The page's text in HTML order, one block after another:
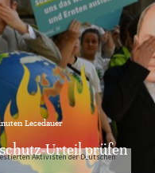
Aktivisten der Deutschen
Lesedauer
Urteil prüfen